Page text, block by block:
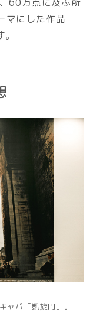
マにした作品
パ「凱旋門」。